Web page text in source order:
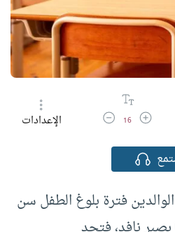
زيادة حجم الخط
16 تقليل حجم الخطالإعدادات
فترة بلوغ الطفل سن